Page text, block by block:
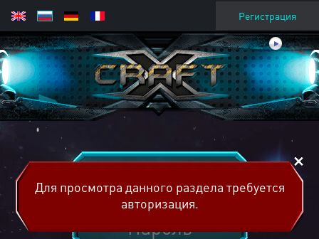
Регистрация
Для просмотра данного раздела требуется
авторизация.